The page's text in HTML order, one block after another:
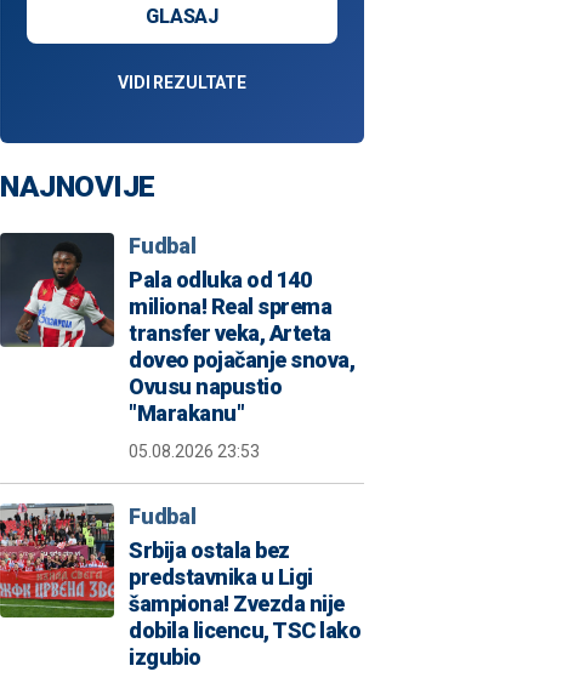
GLASAJ
VIDI REZULTATE
NAJNOVIJE
Fudbal
Pala odluka od 140
miliona! Real sprema
transfer veka, Arteta
doveo pojačanje snova,
Ovusu napustio
"Marakanu"
05.08.2026 23:53
Fudbal
Srbija ostala bez
predstavnika u Ligi
šampiona! Zvezda nije
dobila licencu, TSC lako
izgubio